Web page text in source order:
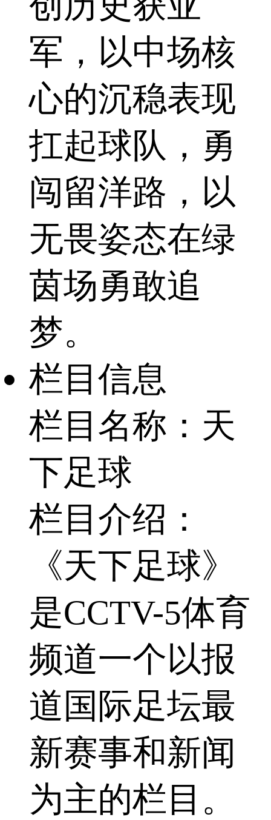
军，以中场核
心的沉稳表现
扛起球队，勇
闯留洋路，以
无畏姿态在绿
茵场勇敢追
梦。
栏目信息
栏目名称：天
下足球
栏目介绍：
《天下足球》
是CCTV-5体育
频道一个以报
道国际足坛最
新赛事和新闻
为主的栏目。